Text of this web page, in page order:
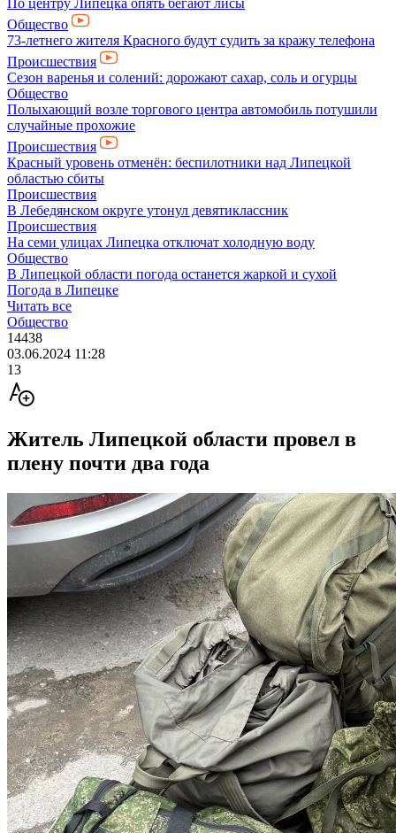
По центру Липецка опять бегают лисы
Общество
73-летнего жителя Красного будут судить за кражу телефона
Происшествия
Сезон варенья и солений: дорожают сахар, соль и огурцы
Общество
Полыхающий возле торгового центра автомобиль потушили
случайные прохожие
Происшествия
Красный уровень отменён: беспилотники над Липецкой
областью сбиты
Происшествия
В Лебедянском округе утонул девятиклассник
Происшествия
На семи улицах Липецка отключат холодную воду
Общество
В Липецкой области погода останется жаркой и сухой
Погода в Липецке
Читать все
Общество
14438
03.06.2024 11:28
13
Житель Липецкой области провел в
плену почти два года